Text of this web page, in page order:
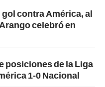
contra América, al
celebró en
posiciones de la Liga
1-0 Nacional